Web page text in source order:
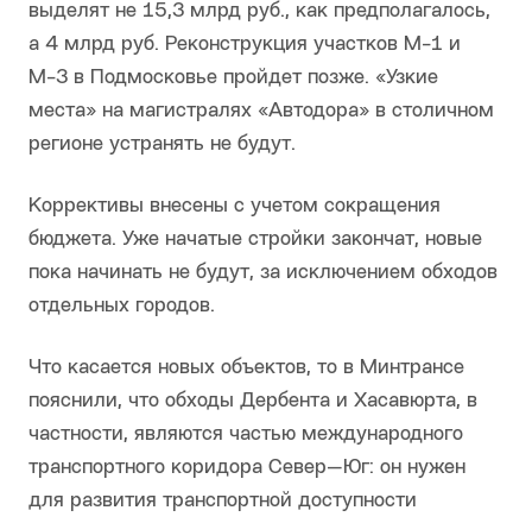
выделят не 15,3 млрд руб., как предполагалось,
а 4 млрд руб. Реконструкция участков М-1 и
М-3 в Подмосковье пройдет позже. «Узкие
места» на магистралях «Автодора» в столичном
регионе устранять не будут.
Коррективы внесены с учетом сокращения
бюджета. Уже начатые стройки закончат, новые
пока начинать не будут, за исключением обходов
отдельных городов.
Что касается новых объектов, то в Минтрансе
пояснили, что обходы Дербента и Хасавюрта, в
частности, являются частью международного
транспортного коридора Север—Юг: он нужен
для развития транспортной доступности